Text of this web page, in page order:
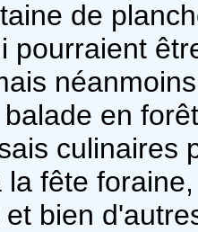
de
pourraient
en
culinaires
fête
bien